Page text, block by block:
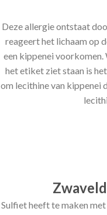
Deze allergie ontstaat
reageert het lichaam op
een kippenei voorkomen.
het etiket ziet staan is
om lecithine van kippenei
Sulfiet heeft te maken